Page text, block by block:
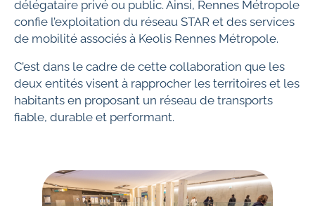
délégataire privé ou public. Ainsi, Rennes Métropole
confie l’exploitation du réseau STAR et des services
de mobilité associés à Keolis Rennes Métropole.
C’est dans le cadre de cette collaboration que les
deux entités visent à rapprocher les territoires et les
habitants en proposant un réseau de transports
fiable, durable et performant.